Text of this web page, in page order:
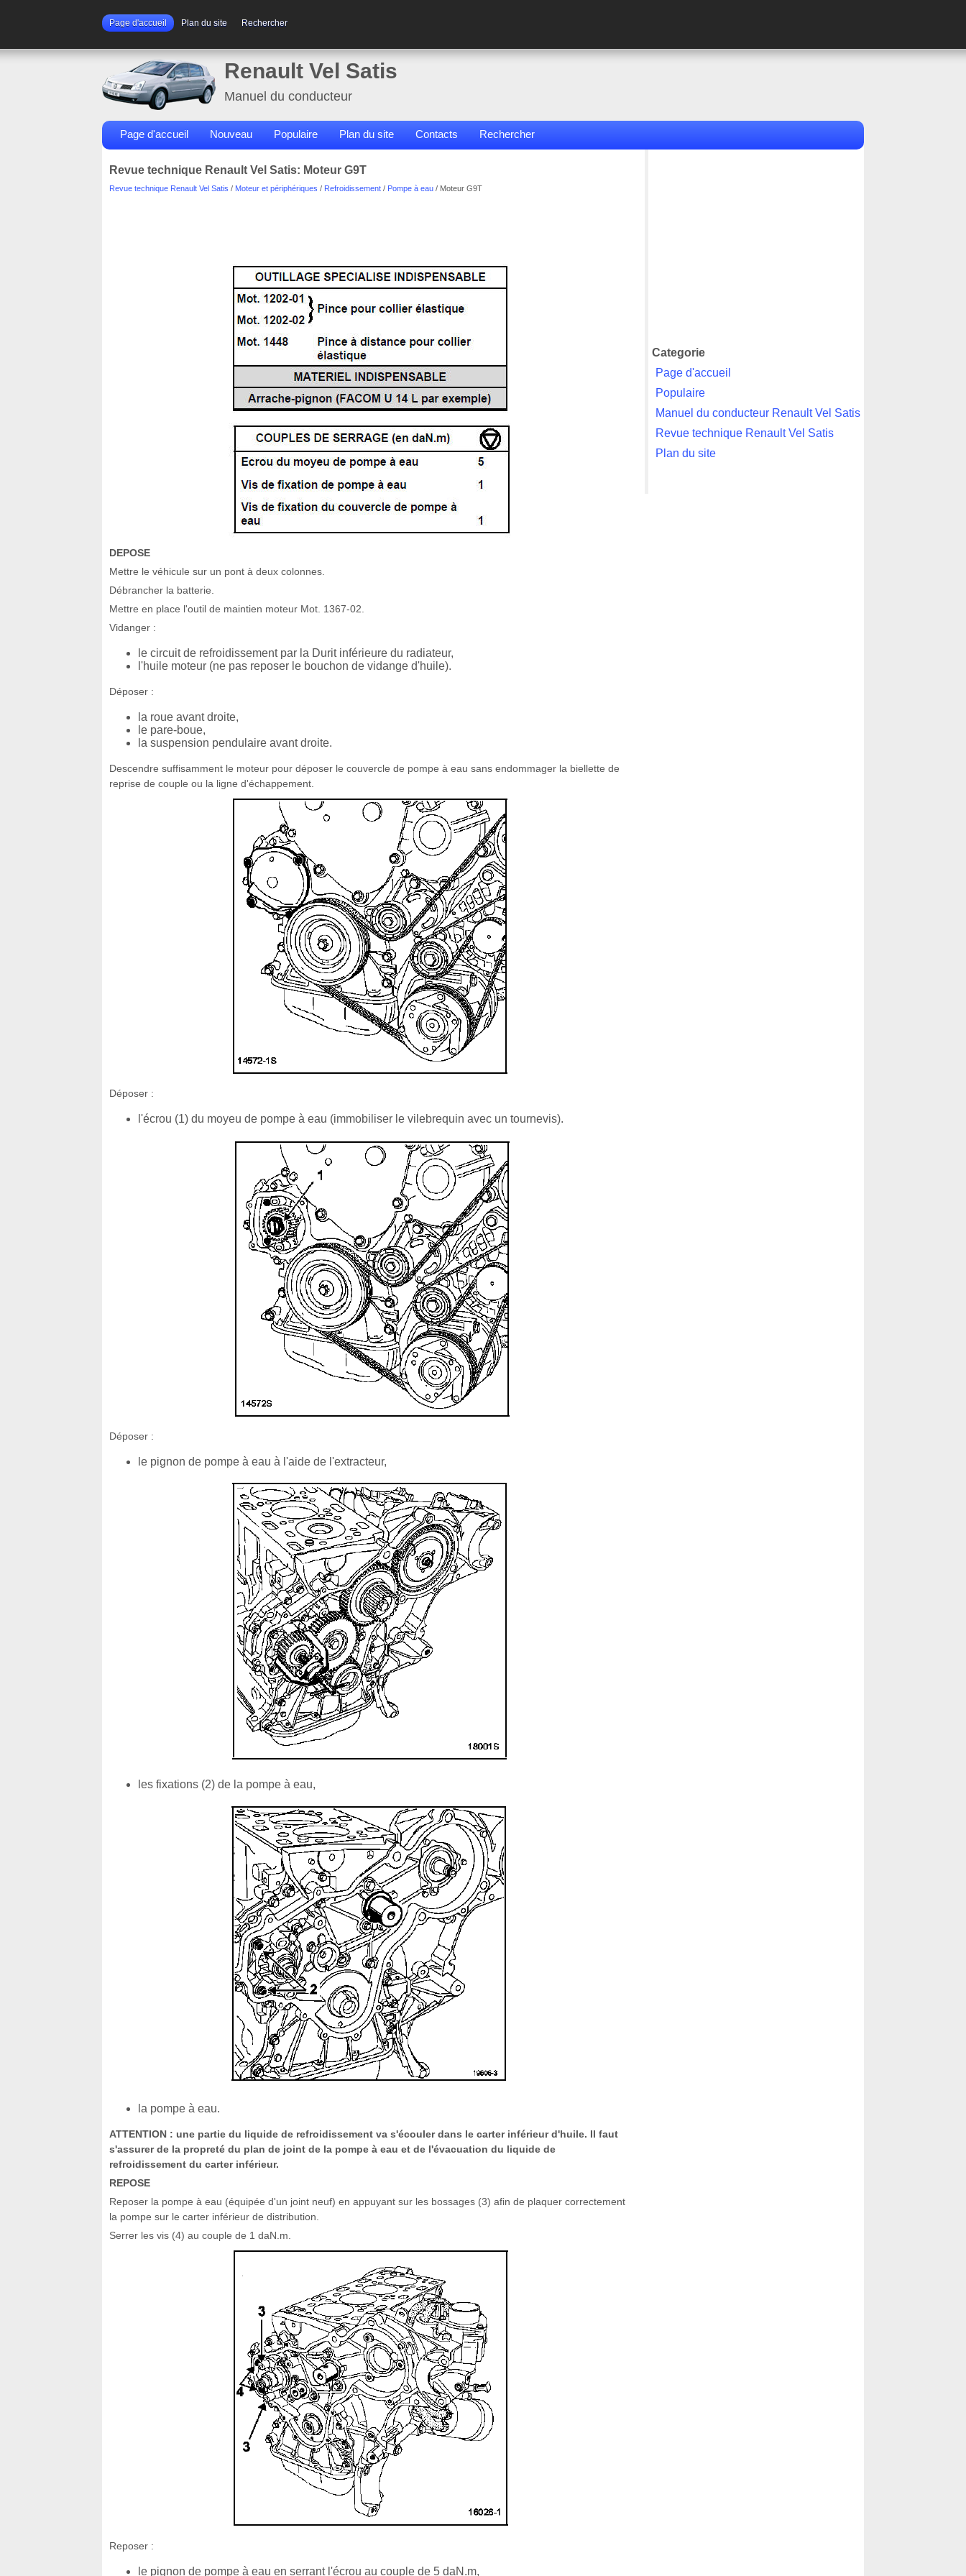
Page d'accueil Plan du site Rechercher
Renault Vel Satis
Manuel du conducteur
Page d'accueil Nouveau Populaire Plan du site Contacts Rechercher
Revue technique Renault Vel Satis: Moteur G9T
Revue technique Renault Vel Satis / Moteur et périphériques / Refroidissement / Pompe à eau / Moteur G9T
DEPOSE
Mettre le véhicule sur un pont à deux colonnes.
Débrancher la batterie.
Mettre en place l'outil de maintien moteur Mot. 1367-02.
Vidanger :
le circuit de refroidissement par la Durit inférieure du radiateur,
l'huile moteur (ne pas reposer le bouchon de vidange d'huile).
Déposer :
la roue avant droite,
le pare-boue,
la suspension pendulaire avant droite.
Descendre suffisamment le moteur pour déposer le couvercle de pompe à eau sans endommager la biellette de
reprise de couple ou la ligne d'échappement.
Déposer :
l'écrou (1) du moyeu de pompe à eau (immobiliser le vilebrequin avec un tournevis).
Déposer :
le pignon de pompe à eau à l'aide de l'extracteur,
les fixations (2) de la pompe à eau,
la pompe à eau.
ATTENTION : une partie du liquide de refroidissement va s'écouler dans le carter inférieur d'huile. Il faut
s'assurer de la propreté du plan de joint de la pompe à eau et de l'évacuation du liquide de
refroidissement du carter inférieur.
REPOSE
Reposer la pompe à eau (équipée d'un joint neuf) en appuyant sur les bossages (3) afin de plaquer correctement
la pompe sur le carter inférieur de distribution.
Serrer les vis (4) au couple de 1 daN.m.
Reposer :
le pignon de pompe à eau en serrant l'écrou au couple de 5 daN.m,
Categorie
Page d'accueil
Populaire
Manuel du conducteur Renault Vel Satis
Revue technique Renault Vel Satis
Plan du site